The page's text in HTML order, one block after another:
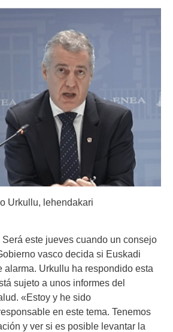
Urkullu, lehendakari
Será este jueves cuando un consejo
vasco decida si Euskadi
alarma. Urkullu ha respondido esta
sujeto a unos informes del
«Estoy y he sido
en este tema. Tenemos
y ver si es posible levantar la